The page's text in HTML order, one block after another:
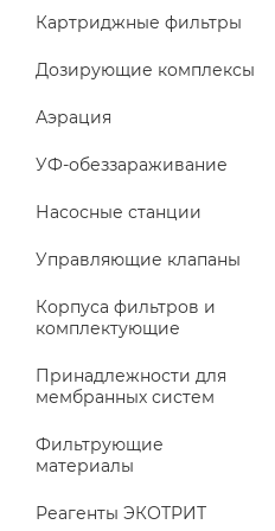
Картриджные фильтры
Дозирующие комплексы
Аэрация
УФ-обеззараживание
Насосные станции
Управляющие клапаны
Корпуса фильтров и
комплектующие
Принадлежности для
мембранных систем
Фильтрующие
материалы
Реагенты ЭКОТРИТ